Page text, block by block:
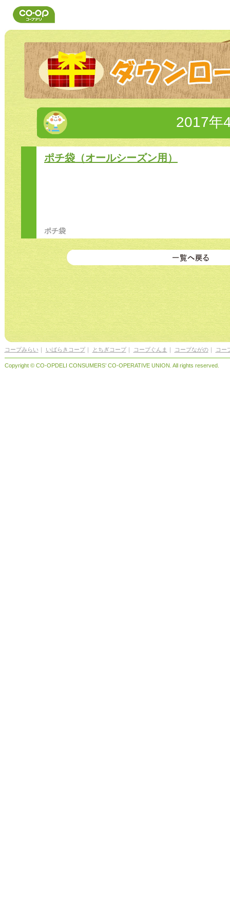
2017年
ポチ袋（オールシーズン用）
ポチ袋
コープみらい ｜ いばらきコープ｜ とちぎコープ｜ コープぐんま ｜ コープながの｜ コー
Copyright © CO-OPDELI CONSUMERS’ CO-OPERATIVE UNION. All rights reserved.